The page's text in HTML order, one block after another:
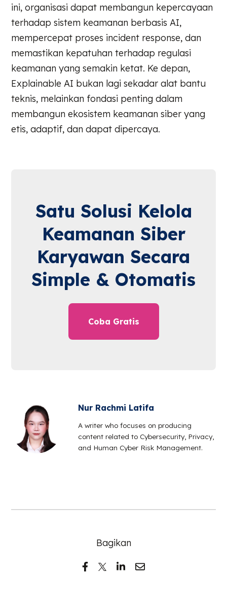
ini, organisasi dapat membangun kepercayaan
terhadap sistem keamanan berbasis AI,
mempercepat proses incident response, dan
memastikan kepatuhan terhadap regulasi
keamanan yang semakin ketat. Ke depan,
Explainable AI bukan lagi sekadar alat bantu
teknis, melainkan fondasi penting dalam
membangun ekosistem keamanan siber yang
etis, adaptif, dan dapat dipercaya.
Satu Solusi Kelola
Keamanan Siber
Karyawan Secara
Simple & Otomatis
Coba Gratis
Nur Rachmi Latifa
A writer who focuses on producing
content related to Cybersecurity, Privacy,
and Human Cyber Risk Management.
Bagikan